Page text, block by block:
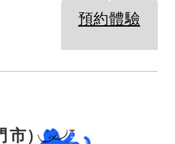
預約體驗
市)